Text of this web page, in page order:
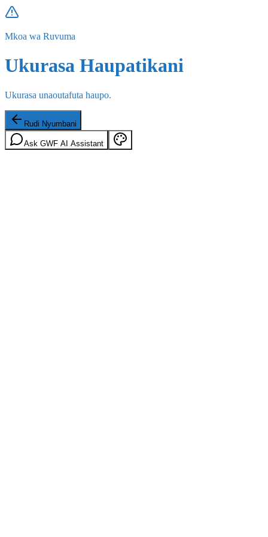
Mkoa wa Ruvuma
Ukurasa Haupatikani
Ukurasa unaoutafuta haupo.
Rudi Nyumbani
Ask GWF AI Assistant